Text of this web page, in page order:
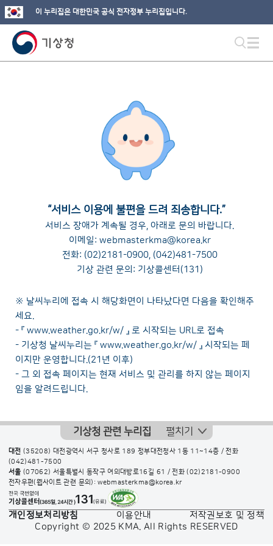
이 누리집은 대한민국 공식 전자정부 누리집입니다.
“서비스 이용에 불편을 드려 죄송합니다.”
서비스 장애가 계속될 경우, 아래로 문의 바랍니다.
이메일: webmasterkma@korea.kr
전화: (02)2181-0900, (042)481-7500
기상 관련 문의: 기상콜센터(131)
※ 날씨누리에 접속 시 해당화면이 나타났다면 다음을 확인해주
세요.
- 『 www.weather.go.kr/w/ 』 로 시작되는 URL로 접속
- 기상청 날씨누리는 『 www.weather.go.kr/w/ 』 시작되는 페
이지만 운영합니다.(21년 이후)
- 그 외 접속 페이지는 현재 서비스 및 관리를 하지 않는 페이지
임을 알려드립니다.
기상청 관련 누리집 펼치기
대전 (35208) 대전광역시 서구 청사로 189 정부대전청사 1동 11~14층 / 전화
(042)481-7500
서울 (07062) 서울특별시 동작구 여의대방로16길 61 / 전화(02)2181-0900
전자우편(웹사이트 관련 문의): webmasterkma@korea.kr
개인정보처리방침 이용안내
저작권보호 및 정책
Copyright © 2025 KMA. All Rights RESERVED